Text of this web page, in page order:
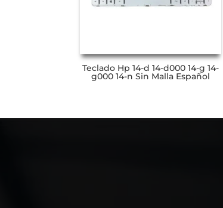
Teclado Hp 14-d 14-d000 14-g 14-
g000 14-n Sin Malla Español